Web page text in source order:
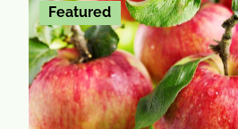
Featured